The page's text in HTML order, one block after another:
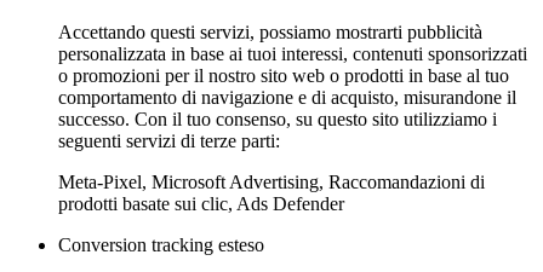
Accettando questi servizi, possiamo mostrarti pubblicità
personalizzata in base ai tuoi interessi, contenuti sponsorizzati
o promozioni per il nostro sito web o prodotti in base al tuo
comportamento di navigazione e di acquisto, misurandone il
successo. Con il tuo consenso, su questo sito utilizziamo i
seguenti servizi di terze parti:
Meta-Pixel, Microsoft Advertising, Raccomandazioni di
prodotti basate sui clic, Ads Defender
Conversion tracking esteso